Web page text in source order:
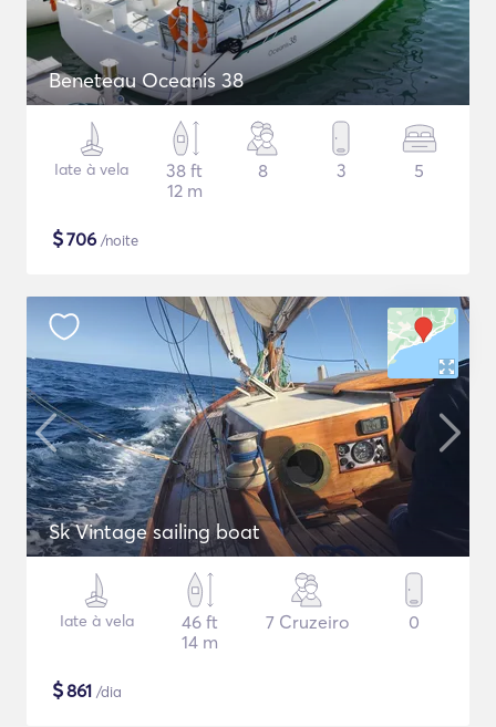
Beneteau Oceanis 38
Iate à vela
38 ft
12 m
8 3 5
$706 /noite
Sk Vintage sailing boat
Iate à vela
46 ft
14 m
7 Cruzeiro 0
$861 /dia